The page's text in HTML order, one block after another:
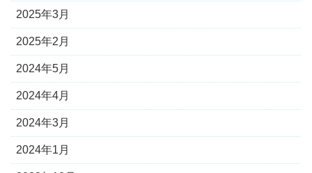
2025年3月
2025年2月
2024年5月
2024年4月
2024年3月
2024年1月